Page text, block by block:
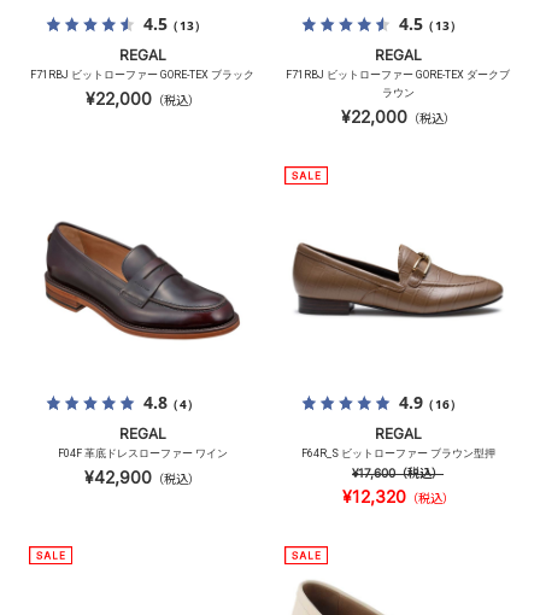
4.5（13）
REGAL
F71RBJ ビットローファー GORE-TEX ブラック
¥22,000（税込）
4.5（13）
REGAL
F71RBJ ビットローファー GORE-TEX ダークブ
ラウン
¥22,000（税込）
4.8（4）
REGAL
F04F 革底ドレスローファー ワイン
¥42,900 （税込）
4.9（16）
REGAL
F64R_S ビットローファー ブラウン型押
¥17,600（税込）
¥12,320（税込）